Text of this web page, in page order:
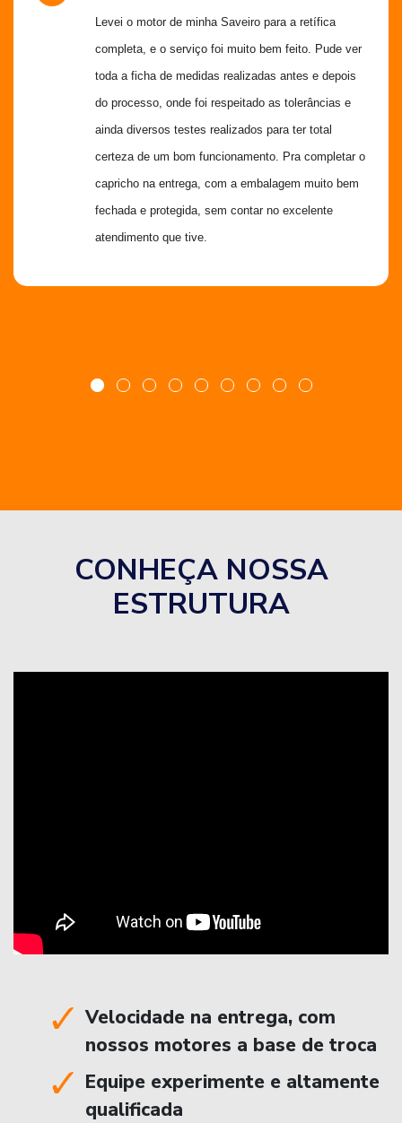
Levei o motor de minha Saveiro para a retífica
completa, e o serviço foi muito bem feito. Pude ver
toda a ficha de medidas realizadas antes e depois
do processo, onde foi respeitado as tolerâncias e
ainda diversos testes realizados para ter total
certeza de um bom funcionamento. Pra completar o
capricho na entrega, com a embalagem muito bem
fechada e protegida, sem contar no excelente
atendimento que tive.
CONHEÇA NOSSA
ESTRUTURA
Velocidade na entrega, com
nossos motores a base de troca
Equipe experimente e altamente
qualificada